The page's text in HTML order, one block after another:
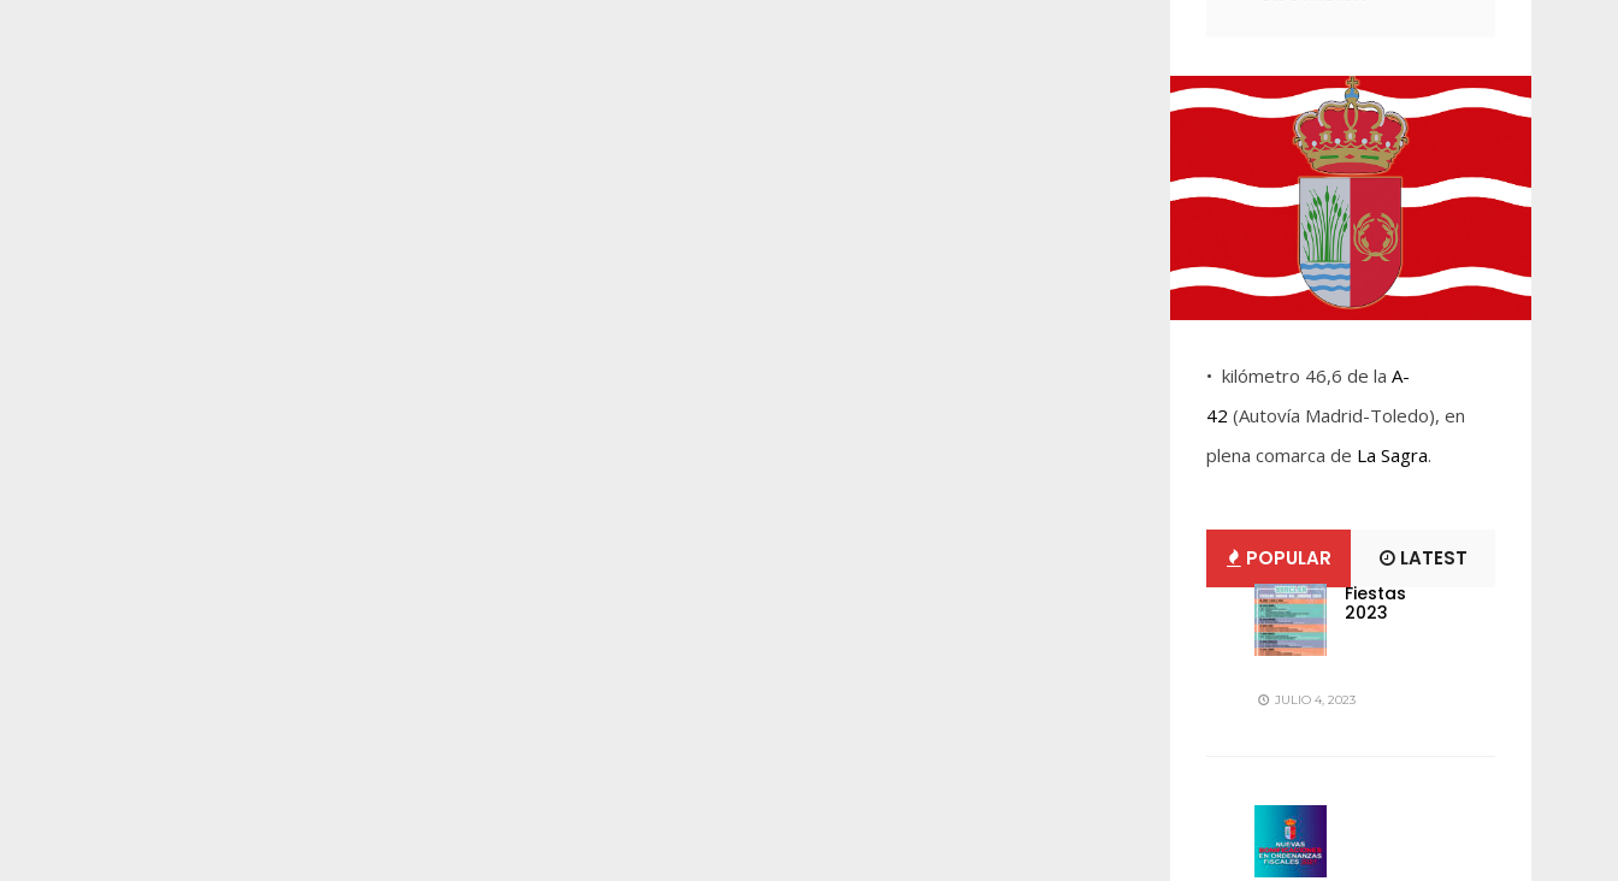
• kilómetro 46,6 de la A-
42 (Autovía Madrid-Toledo), en
plena comarca de La Sagra.
POPULAR LATEST
Fiestas
2023
JULIO 4, 2023